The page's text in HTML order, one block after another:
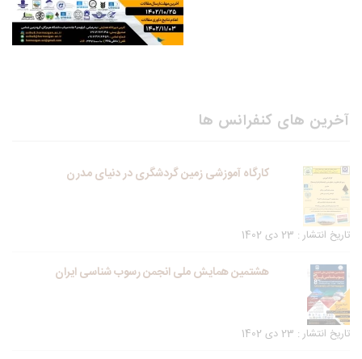
آخرین های کنفرانس ها
کارگاه آموزشی زمین گردشگری در دنیای مدرن
تاریخ انتشار : 23 دی 1402
هشتمین همایش ملی انجمن رسوب شناسی ایران
تاریخ انتشار : 23 دی 1402